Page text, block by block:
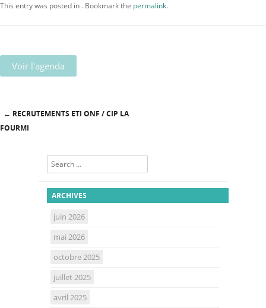
This entry was posted in . Bookmark the permalink.
Voir l'agenda
Post navigation
← RECRUTEMENTS ETI ONF / CIP LA
FOURMI
Search
ARCHIVES
juin 2026
mai 2026
octobre 2025
juillet 2025
avril 2025